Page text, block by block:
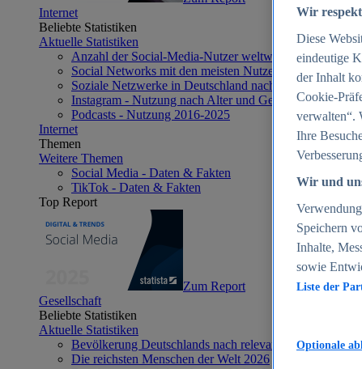
Internet
Beliebte Statistiken
Aktuelle Statistiken
Anzahl der Social-Media-Nutzer weltweit 2012-2025
Social Networks mit den meisten Nutzern weltweit 2025
Soziale Netzwerke in Deutschland nach Generationen
Instagram - Nutzung nach Alter und Geschlecht in
Podcasts - Nutzung 2016-2025
Internet
Themen
Weitere Themen
Social Media - Daten & Fakten
TikTok - Daten & Fakten
Top Report
Zum Report
Gesellschaft
Beliebte Statistiken
Aktuelle Statistiken
Bevölkerung Deutschlands nach relevanten
Die reichsten Menschen der Welt 2026
Wir
Diese
eindeutige
der Inhalt
Cookie-
verwalten“.
Ihre
Wir und
Speichern
Inhalte,
sowie
Liste der
Optionale